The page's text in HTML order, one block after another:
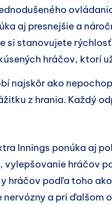
aj presnejšie a
si stanovujete
hráčov, ktorí
najskôr ako
z hrania. Každý
Innings ponúka aj
vylepšovanie hráčov
hráčov podľa toho
a pri ďalšom